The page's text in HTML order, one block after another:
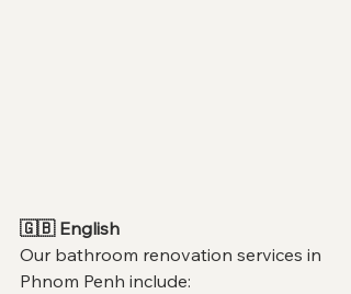
🇬🇧 English
Our bathroom renovation services in
Phnom Penh include: